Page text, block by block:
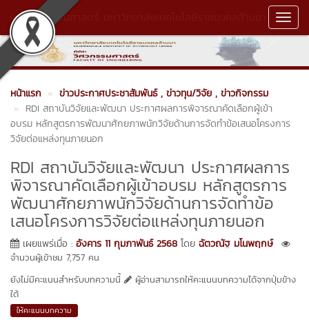
คณะวิศวกรรมศาสตร์ มหาวิทยาลัยเทคโนโลยีราชมงคลล้านนา
หน้าแรก ข่าวประกาศประชาสัมพันธ์ , ข่าวทุน/วิจัย , ข่าวกิจกรรม
RDI สถาบันวิจัยและพัฒนา ประกาศผลการพิจารณาคัดเลือกผู้เข้า
อบรม หลักสูตรการพัฒนาศักยภาพนักวิจัยด้านการจัดทำข้อเสนอโครงการ
วิจัยต่อแหล่งทุนภายนอก
RDI สถาบันวิจัยและพัฒนา ประกาศผลการ
พิจารณาคัดเลือกผู้เข้าอบรม หลักสูตรการ
พัฒนาศักยภาพนักวิจัยด้านการจัดทำข้อ
เสนอโครงการวิจัยต่อแหล่งทุนภายนอก
เผยแพร่เมื่อ : อังคาร 11 กุมภาพันธ์ 2568 โดย ฉัตวณัฐ มโนพฤกษ์
จำนวนผู้เข้าชม 7,757 คน
ยังไม่มีคะแนนสำหรับบทความนี้
ผู้อ่านสามารถให้คะแนนบทความได้จากปุ่มข้าง
ใต้
ให้คะแนนบทความ